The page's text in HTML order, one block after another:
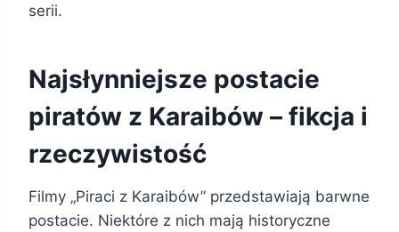
serii.
Najsłynniejsze postacie
piratów z Karaibów – fikcja i
rzeczywistość
Filmy „Piraci z Karaibów” przedstawiają barwne
postacie. Niektóre z nich mają historyczne